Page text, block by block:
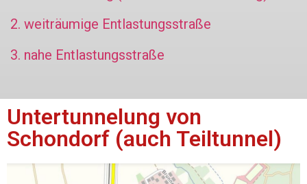
2. weiträumige Entlastungsstraße
3. nahe Entlastungsstraße
Untertunnelung von
Schondorf (auch Teiltunnel)